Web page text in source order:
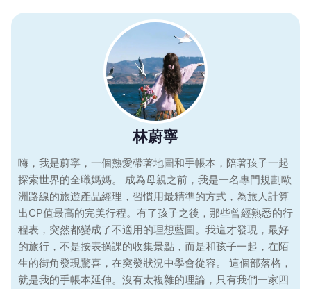
林蔚寧
嗨，我是蔚寧，一個熱愛帶著地圖和手帳本，陪著孩子一起
探索世界的全職媽媽。 成為母親之前，我是一名專門規劃歐
洲路線的旅遊產品經理，習慣用最精準的方式，為旅人計算
出CP值最高的完美行程。有了孩子之後，那些曾經熟悉的行
程表，突然都變成了不適用的理想藍圖。我這才發現，最好
的旅行，不是按表操課的收集景點，而是和孩子一起，在陌
生的街角發現驚喜，在突發狀況中學會從容。 這個部落格，
就是我的手帳本延伸。沒有太複雜的理論，只有我們一家四